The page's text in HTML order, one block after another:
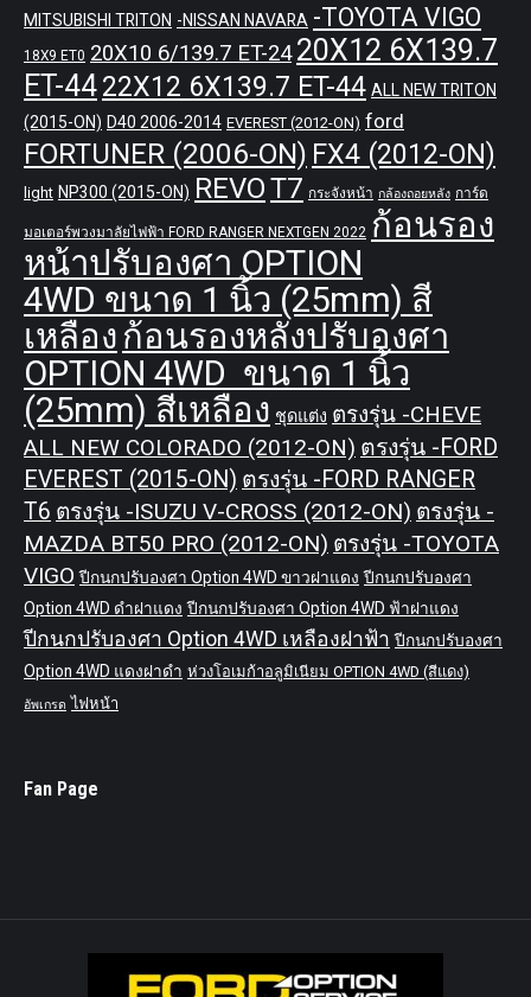
MITSUBISHI TRITON -NISSAN NAVARA -TOYOTA VIGO
18X9 ET0 20X10 6/139.7 ET-24 20X12 6X139.7
ET-4422X12 6X139.7 ET-44 ALL NEW TRITON
(2015-ON) D40 2006-2014 EVEREST (2012-ON) ford
FORTUNER (2006-ON) FX4 (2012-ON)
light NP300 (2015-ON) REVOT7 กระจังหน้า กล้องถอยหลัง การ์ด
มอเตอร์พวงมาลัยไฟฟ้า FORD RANGER NEXTGEN 2022 ก้อนรอง
หน้าปรับองศา OPTION
4WD ขนาด 1 นิ้ว (25mm) สี
เหลือง ก้อนรองหลังปรับองศา
OPTION 4WD ขนาด 1 นิ้ว
(25mm) สีเหลือง ชุดแต่ง ตรงรุ่น -CHEVE
ALL NEW COLORADO (2012-ON) ตรงรุ่น -FORD
EVEREST (2015-ON) ตรงรุ่น -FORD RANGER
T6 ตรงรุ่น -ISUZU V-CROSS (2012-ON) ตรงรุ่น -
MAZDA BT50 PRO (2012-ON) ตรงรุ่น -TOYOTA
VIGO ปีกนกปรับองศา Option 4WD ขาวฝาแดง ปีกนกปรับองศา
Option 4WD ดำฝาแดง ปีกนกปรับองศา Option 4WD ฟ้าฝาแดง
ปีกนกปรับองศา Option 4WD เหลืองฝาฟ้า ปีกนกปรับองศา
Option 4WD แดงฝาดำ ห่วงโอเมก้าอลูมิเนียม OPTION 4WD (สีแดง)
อัพเกรด ไฟหน้า
Fan Page